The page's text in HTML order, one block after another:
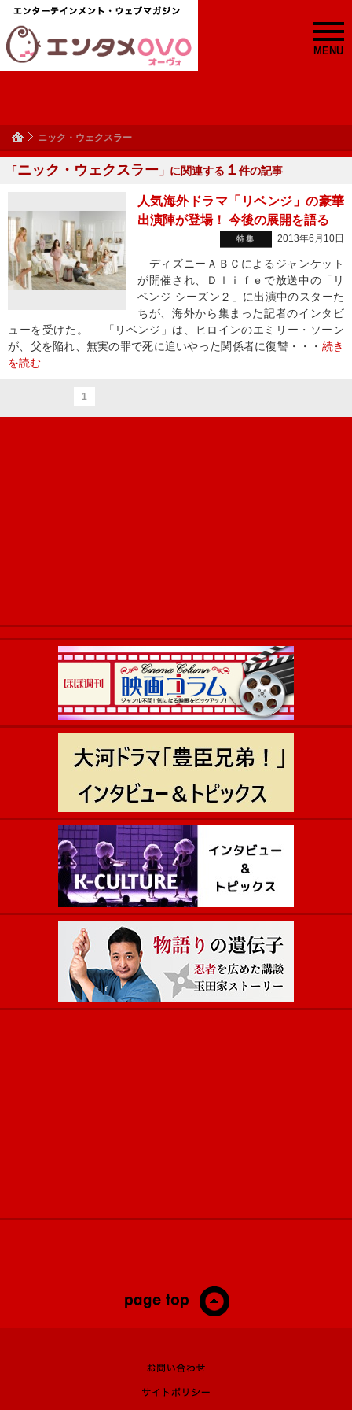
MENU
ニック・ウェクスラー
「ニック・ウェクスラー 」に関連する １ 件の記事
人気海外ドラマ「リベンジ」の豪華
出演陣が登場！ 今後の展開を語る
特集 2013年6月10日
ディズニーＡＢＣによるジャンケット
が開催され、Ｄｌｉｆｅで放送中の「リ
ベンジ シーズン２」に出演中のスターた
ちが、海外から集まった記者のインタビ
ューを受けた。 「リベンジ」は、ヒロインのエミリー・ソーン
が、父を陥れ、無実の罪で死に追いやった関係者に復讐・・・ 続き
を読む
1